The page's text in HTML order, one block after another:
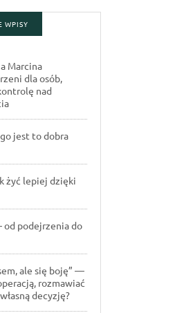
WPISY
Marcina
dla osób,
nad
jest to dobra
żyć lepiej dzięki
od podejrzenia do
ale się boję” —
rozmawiać
decyzję?